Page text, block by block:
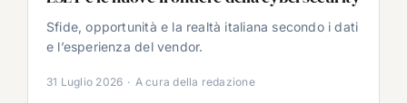
Sfide, opportunità e la realtà italiana secondo i dati
e l’esperienza del vendor.
31 Luglio 2026 · A cura della redazione